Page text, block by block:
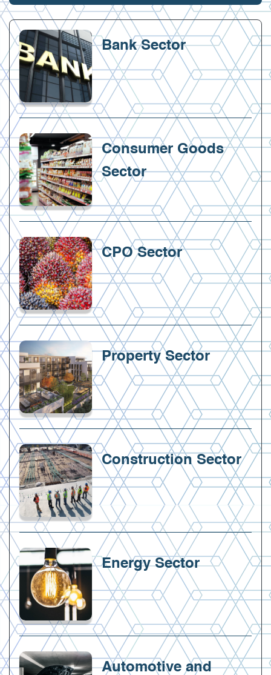
Bank Sector
Consumer Goods
Sector
CPO Sector
Property Sector
Construction Sector
Energy Sector
Automotive and